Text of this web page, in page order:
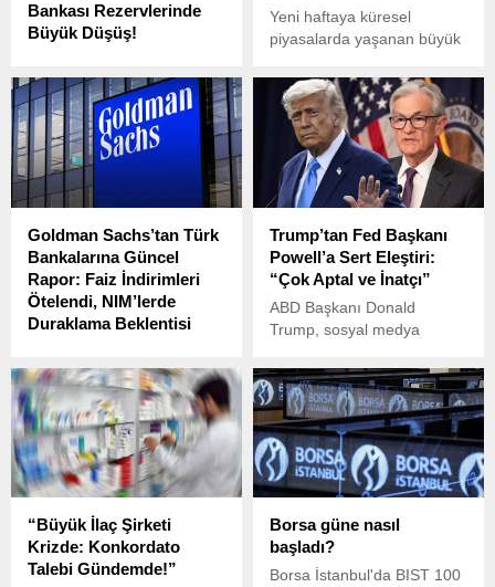
Bankası Rezervlerinde
Büyük Düşüş!
Merkez Bankası (TCMB)
Başekonomisti Prof. Dr.
Hakan Kara, sosyal medya
üzerinden yaptığı açıklama
ile Türkiye’nin Merkez
Bankası rezervlerindeki
Yeni haftaya küresel
piyasalarda yaşanan büyük
gelişmekte olan ülke
piyasaları da bu düşüşe
olumsuz bir şekilde eşlik
ediyor.
Goldman Sachs’tan Türk
Bankalarına Güncel
Rapor: Faiz İndirimleri
Ötelendi, NIM’lerde
Duraklama Beklentisi
bankası Goldman Sachs,
2025’in ilk çeyrek verileri ve
Türkiye ekonomisindeki son
gelişmeleri dikkate alarak
Türk bankaları hakkındaki
analizini güncelledi.
Trump’tan Fed Başkanı
Powell’a Sert Eleştiri:
“Çok Aptal ve İnatçı”
ABD Başkanı Donald
Trump, sosyal medya
Jerome Powell’a yönelik
ağır eleştirilerde bulundu.
“Büyük İlaç Şirketi
Krizde: Konkordato
Talebi Gündemde!”
Borsa güne nasıl
başladı?
Borsa İstanbul'da BIST 100